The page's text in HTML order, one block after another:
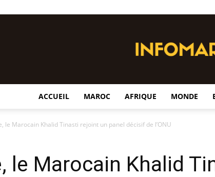
ACCUEIL MAROC AFRIQUE MONDE
le Marocain Khalid Tinasti rejoint un panel décisif de l’ONU
le Marocain Khalid